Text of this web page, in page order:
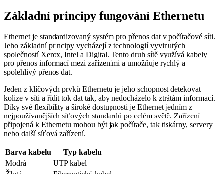
Základní principy fungování Ethernetu
Ethernet je standardizovaný systém pro přenos dat v počítačové síti.
Jeho základní principy vycházejí z technologií vyvinutých
společností Xerox, Intel a Digital. Tento druh sítě využívá kabely
pro přenos informací mezi zařízeními a umožňuje rychlý a
spolehlivý přenos dat.
Jeden z klíčových prvků Ethernetu je jeho schopnost detekovat
kolize v síti a řídit tok dat tak, aby nedocházelo k ztrátám informací.
Díky své flexibility a široké dostupnosti je Ethernet jedním z
nejpoužívanějších síťových standardů po celém světě. Zařízení
připojená k Ethernetu mohou být jak počítače, tak tiskárny, servery
nebo další síťová zařízení.
Barva kabelu
Typ kabelu
Modrá
UTP kabel